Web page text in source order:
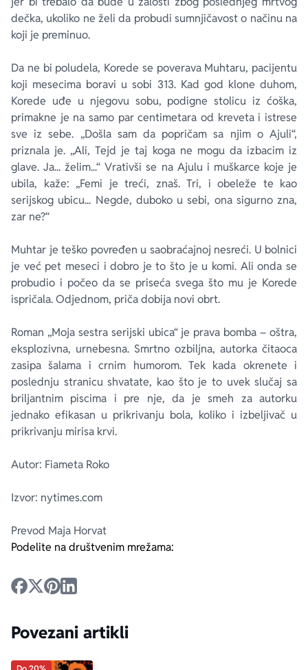
dečka, ukoliko ne želi da probudi sumnjičavost o načinu na
koji je preminuo.
Da ne bi poludela, Korede se poverava Muhtaru, pacijentu
koji mesecima boravi u sobi 313. Kad god klone duhom,
Korede uđe u njegovu sobu, podigne stolicu iz ćoška,
primakne je na samo par centimetara od kreveta i istrese
sve iz sebe. „Došla sam da popričam sa njim o Ajuli“,
priznala je. „Ali, Tejd je taj koga ne mogu da izbacim iz
glave. Ja... želim...“ Vrativši se na Ajulu i muškarce koje je
ubila, kaže: „Femi je treći, znaš. Tri, i obeleže te kao
serijskog ubicu... Negde, duboko u sebi, ona sigurno zna,
zar ne?“
Muhtar je teško povređen u saobraćajnoj nesreći. U bolnici
je već pet meseci i dobro je to što je u komi. Ali onda se
probudio i počeo da se priseća svega što mu je Korede
ispričala. Odjednom, priča dobija novi obrt.
Roman „Moja sestra serijski ubica“ je prava bomba – oštra,
eksplozivna, urnebesna. Smrtno ozbiljna, autorka čitaoca
zasipa šalama i crnim humorom. Tek kada okrenete i
poslednju stranicu shvatate, kao što je to uvek slučaj sa
briljantnim piscima i pre nje, da je smeh za autorku
jednako efikasan u prikrivanju bola, koliko i izbeljivač u
prikrivanju mirisa krvi.
Autor: Fiameta Roko
Izvor: nytimes.com
Prevod Maja Horvat
Podelite na društvenim mrežama:
Povezani artikli